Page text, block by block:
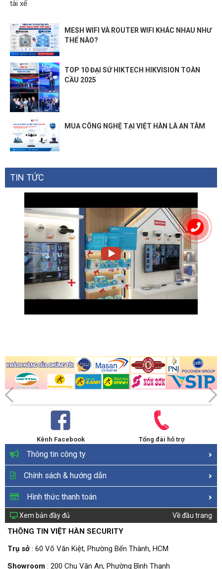
tài xế
MESH WIFI VÀ ROUTER WIFI KHÁC NHAU NHƯ
THẾ NÀO?
TOP 10 ĐẠI SỨ HIKTECH HIKVISION TOÀN
CẦU 2025
MUA CÔNG NGHỆ TẠI VIỆT HÀN LÀ AN TÂM
TIN TỨC
Kênh Facebook Tổng đài hỗ trợ
Thông tin công ty
Chính sách & hướng dẫn
Hình thức thanh toán
Xem bản đầy đủ Về đầu trang
THÔNG TIN VIỆT HÀN SECURITY
Trụ sở : 60 Võ Văn Kiệt, Phường Bến Thành, HCM
Showroom : 200 Chu Văn An, Phường Bình Thạnh